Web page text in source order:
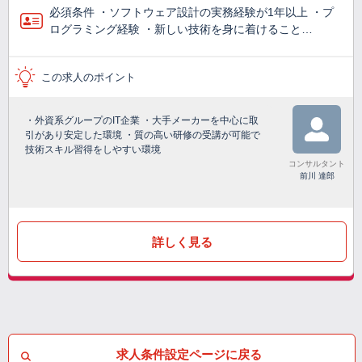
必須条件 ・ソフトウェア設計の実務経験が1年以上 ・プ
ログラミング経験 ・新しい技術を身に着けること…
この求人のポイント
・外資系グループのIT企業 ・大手メーカーを中心に取
引があり安定した環境 ・質の高い研修の受講が可能で
技術スキル習得をしやすい環境
コンサルタント
前川 達郎
詳しく見る
求人条件設定ページに戻る